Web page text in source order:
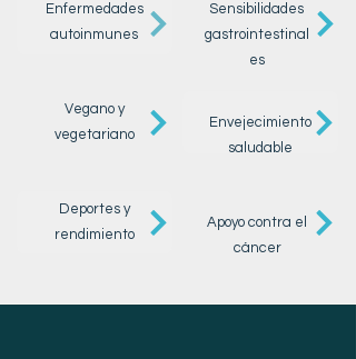
Enfermedades
autoinmunes
Sensibilidades
gastrointestinal
es
Vegano y
vegetariano
Envejecimiento
saludable
Deportes y
rendimiento
Apoyo contra el
cáncer